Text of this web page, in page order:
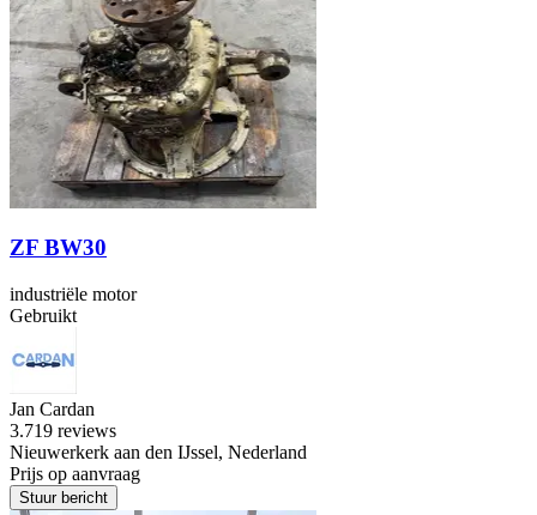
ZF BW30
industriële motor
Gebruikt
Jan Cardan
3.719 reviews
Nieuwerkerk aan den IJssel, Nederland
Prijs op aanvraag
Stuur bericht